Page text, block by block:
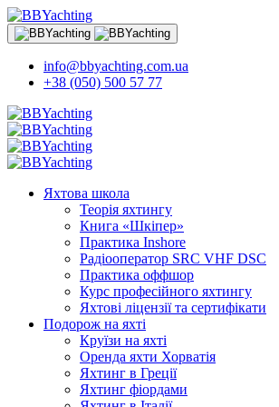
info@bbyachting.com.ua
+38 (050) 500 57 77
Яхтова школа
Теорія яхтингу
Книга «Шкіпер»
Практика Inshore
Радіооператор SRC VHF DSC
Практика оффшор
Курс професійного яхтингу
Яхтові ліцензії та сертифікати
Подорож на яхті
Круїзи на яхті
Оренда яхти Хорватія
Яхтинг в Греції
Яхтинг фіордами